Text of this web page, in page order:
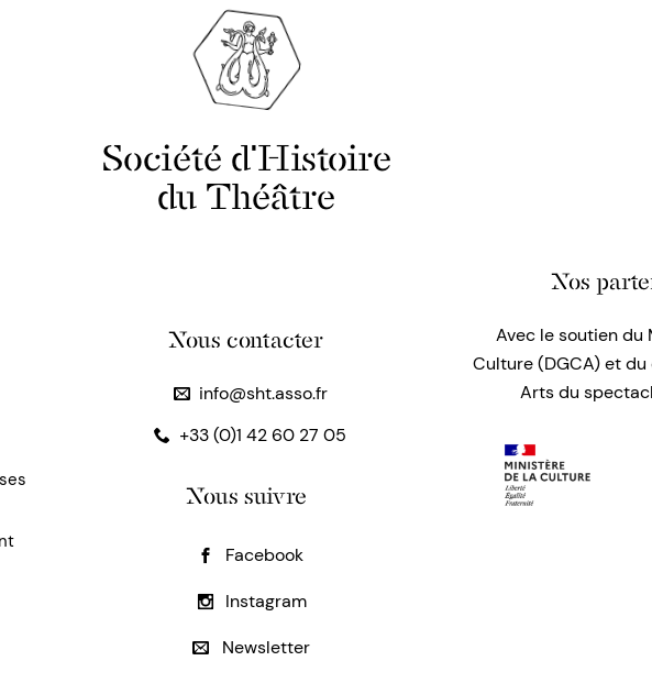
Société d'Histoire
du Théâtre
Nous contacter
info@sht.asso.fr
+33 (0)1 42 60 27 05
Nous suivre
Facebook
Instagram
Newsletter
Nos
Avec le soutien du
Culture (DGCA) et
Arts du